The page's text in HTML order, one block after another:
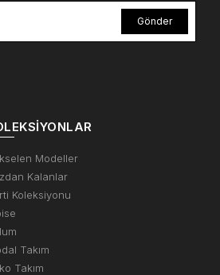
Gönder
Modeller
Kalanlar
Koleksiyonu
Takım
Takım